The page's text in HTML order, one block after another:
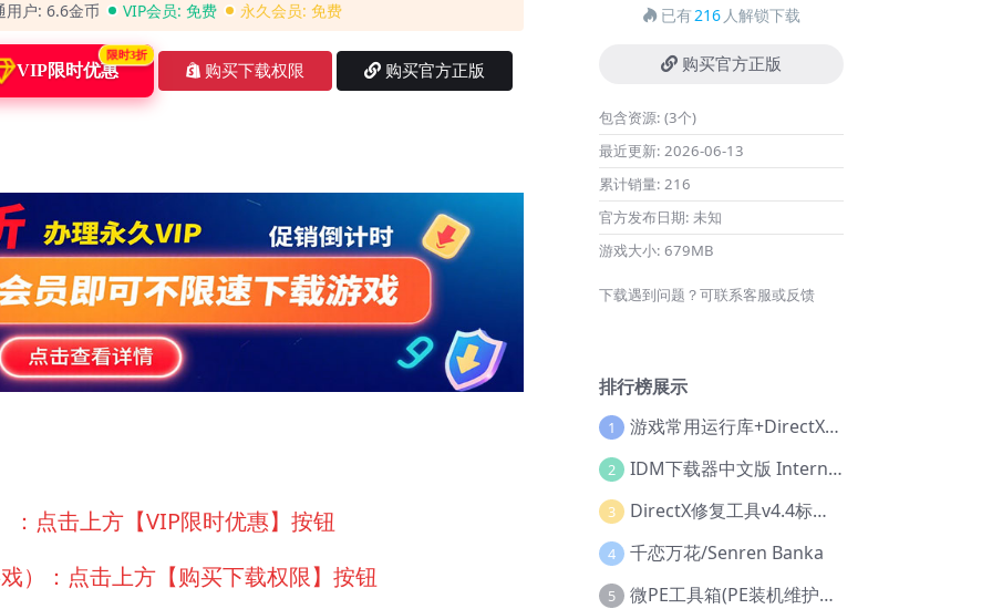
用户: 6.6金币 VIP会员: 免费 永久会员: 免费
VIP限时优惠
限时3折
购买下载权限 购买官方正版
点击上方【VIP限时优惠】按钮
）：点击上方【购买下载权限】按钮
已有216 人解锁下载
购买官方正版
包含资源: (3个)
最近更新: 2026-06-13
累计销量: 216
官方发布日期: 未知
游戏大小: 679MB
下载遇到问题？可联系客服或反馈
排行榜展示
1 游戏常用运行库+DirectX修复增强版
2 IDM下载器中文版 Internet Download Manager v6.42.36 IDM
3 DirectX修复工具v4.4标准版+增强版+在线修复版
4 千恋万花/Senren Banka
5 微PE工具箱(PE装机维护工具) v2.3官方正式版